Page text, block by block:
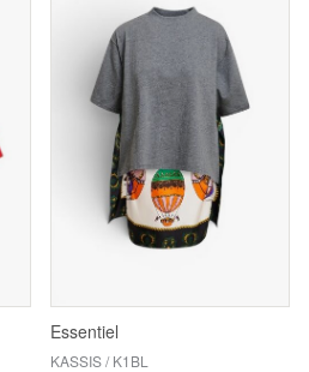
Essentiel
KASSIS / K1BL